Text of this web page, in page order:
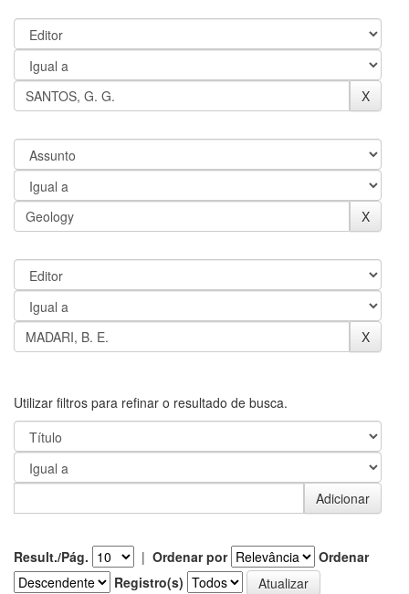
Utilizar filtros para refinar o resultado de busca.
Result./Pág. | Ordenar por
Ordenar
Registro(s)